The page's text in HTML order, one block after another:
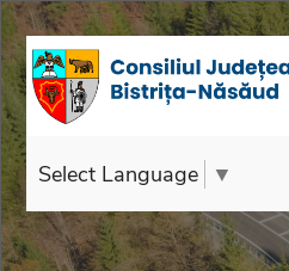
Select Language ▼